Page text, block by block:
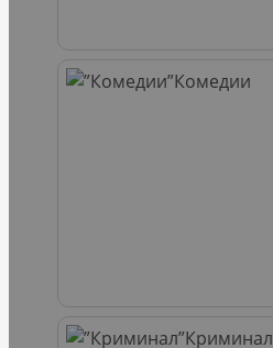
Комедии
Криминал